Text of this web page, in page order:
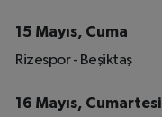
15 Mayıs, Cuma
Rizespor - Beşiktaş
16 Mayıs, Cumartesi